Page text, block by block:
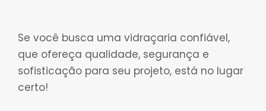
Se você busca uma vidraçaria confiável,
que ofereça qualidade, segurança e
sofisticação para seu projeto, está no lugar
certo!